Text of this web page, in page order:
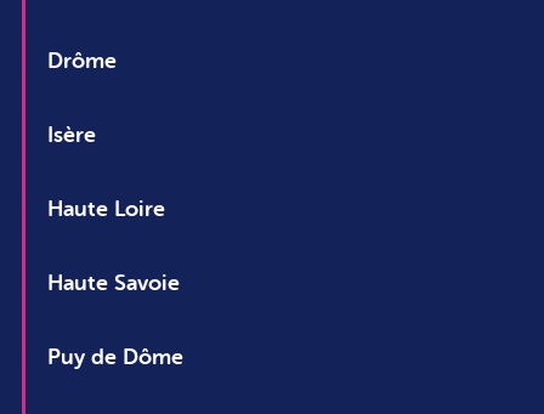
Drôme
Isère
Haute Loire
Haute Savoie
Puy de Dôme